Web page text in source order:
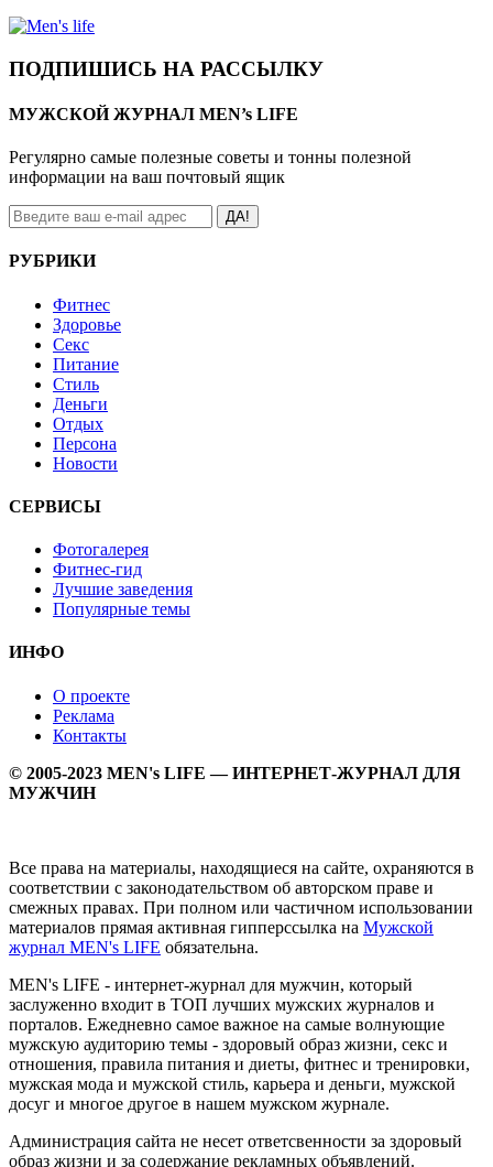
ПОДПИШИСЬ НА РАССЫЛКУ
МУЖСКОЙ ЖУРНАЛ MEN’s LIFE
Регулярно самые полезные советы и тонны полезной
информации на ваш почтовый ящик
ДА!
РУБРИКИ
Фитнес
Здоровье
Секс
Питание
Стиль
Деньги
Отдых
Персона
Новости
СЕРВИСЫ
Фотогалерея
Фитнес-гид
Лучшие заведения
Популярные темы
ИНФО
О проекте
Реклама
Контакты
© 2005-2023 MEN's LIFE — ИНТЕРНЕТ-ЖУРНАЛ ДЛЯ
МУЖЧИН
Все права на материалы, находящиеся на сайте, охраняются в
соответствии с законодательством об авторском праве и
смежных правах. При полном или частичном использовании
материалов прямая активная гипперссылка на Мужской
журнал MEN's LIFE обязательна.
MEN's LIFE - интернет-журнал для мужчин, который
заслуженно входит в ТОП лучших мужских журналов и
порталов. Ежедневно самое важное на самые волнующие
мужскую аудиторию темы - здоровый образ жизни, секс и
отношения, правила питания и диеты, фитнес и тренировки,
мужская мода и мужской стиль, карьера и деньги, мужской
досуг и многое другое в нашем мужском журнале.
Администрация сайта не несет ответсвенности за здоровый
образ жизни и за содержание рекламных объявлений.